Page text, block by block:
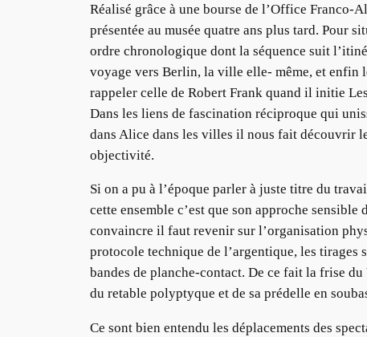
Réalisé grâce à une bourse de l’Office Franco-
présentée au musée quatre ans plus tard. Pour
ordre chronologique dont la séquence suit
voyage vers Berlin, la ville elle- même, et enfin
rappeler celle de Robert Frank quand il initie
Dans les liens de fascination réciproque qui
dans Alice dans les villes il nous fait découvrir
objectivité.
Si on a pu à l’époque parler à juste titre du
cette ensemble c’est que son approche
convaincre il faut revenir sur l’organisation
protocole technique de l’argentique, les tirages
bandes de planche-contact. De ce fait la frise
du retable polyptyque et de sa prédelle en
Ce sont bien entendu les déplacements des